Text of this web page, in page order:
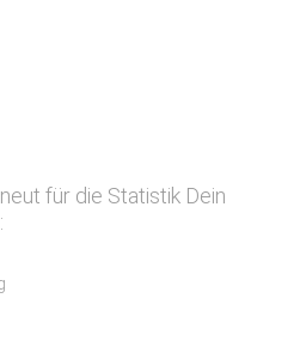
für die Statistik Dein